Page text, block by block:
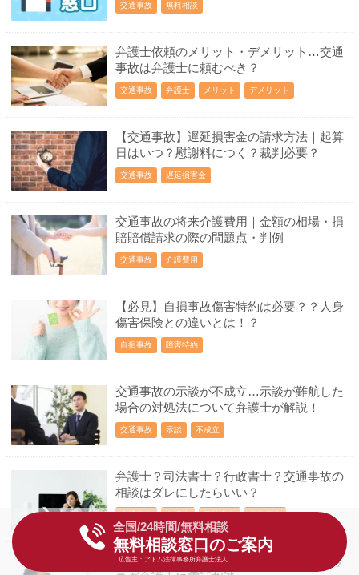
交通事故 無料相談
弁護士依頼のメリット・デメリット…交通
事故は弁護士に頼むべき？
交通事故 弁護士 メリット デメリット
【交通事故】遅延損害金の請求方法｜起算
日はいつ？慰謝料につく？裁判必要？
交通事故 遅延損害金
交通事故の将来介護費用｜金額の相場・損
賠賠償請求の際の問題点・判例
交通事故 介護費用
【必見】自損事故傷害特約は必要？？人身
傷害保険との違いとは！？
自損事故 障害特約
交通事故の示談が不成立…示談が難航した
場合の対処法について弁護士が解説！
交通事故 示談 不成立
弁護士？司法書士？行政書士？交通事故の
相談はダレにしたらいい？
交通事故 弁護士 司法書士 行政書士
電話で相談したいアナタへ…交通事故を今
全国/24時間/無料相談
無料相談窓口のご案内
広告主：アトム法律事務所弁護士法人